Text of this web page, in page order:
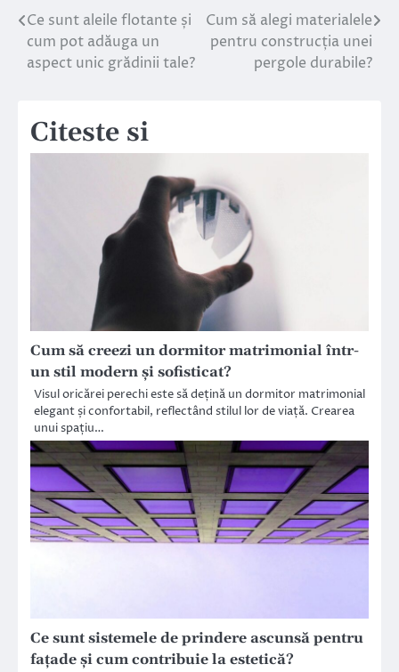
Navigare
în
Ce sunt aleile flotante și
cum pot adăuga un
aspect unic grădinii tale?
Cum să alegi materialele
pentru construcția unei
pergole durabile?
Citeste si
Cum să creezi un dormitor matrimonial într-
un stil modern și sofisticat?
Visul oricărei perechi este să dețină un dormitor matrimonial
elegant și confortabil, reflectând stilul lor de viață. Crearea
unui spațiu…
Ce sunt sistemele de prindere ascunsă pentru
fațade și cum contribuie la estetică?